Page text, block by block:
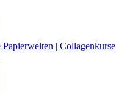
Papierwelten | Collagenkurse